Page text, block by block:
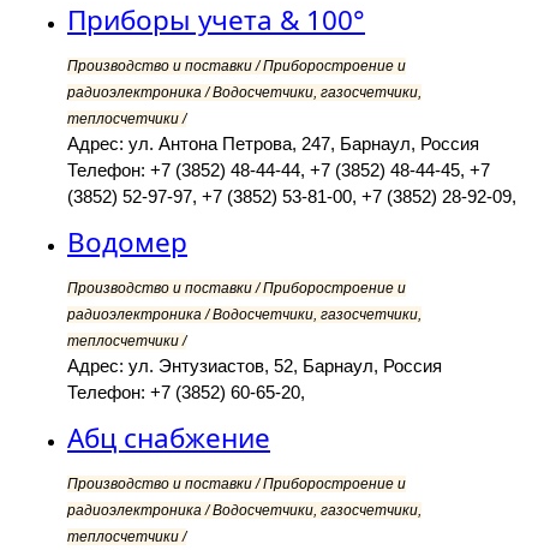
Приборы учета & 100°
Производство и поставки / Приборостроение и
радиоэлектроника / Водосчетчики, газосчетчики,
теплосчетчики /
Адрес: ул. Антона Петрова, 247, Барнаул, Россия
Телефон: +7 (3852) 48-44-44, +7 (3852) 48-44-45, +7
(3852) 52-97-97, +7 (3852) 53-81-00, +7 (3852) 28-92-09,
Водомер
Производство и поставки / Приборостроение и
радиоэлектроника / Водосчетчики, газосчетчики,
теплосчетчики /
Адрес: ул. Энтузиастов, 52, Барнаул, Россия
Телефон: +7 (3852) 60-65-20,
Абц снабжение
Производство и поставки / Приборостроение и
радиоэлектроника / Водосчетчики, газосчетчики,
теплосчетчики /